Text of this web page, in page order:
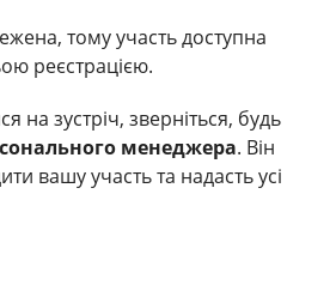
тому участь доступна
реєстрацією.
на зустріч, зверніться, будь
менеджера. Він
вашу участь та надасть усі